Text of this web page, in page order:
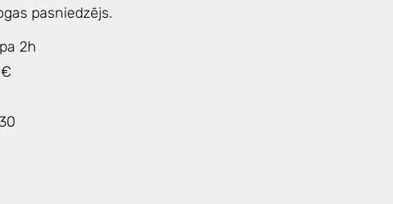
pasniedzējs.
2h